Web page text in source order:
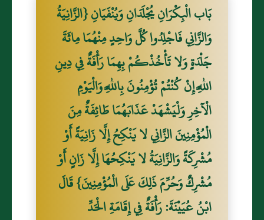
بَاب الْبِكْرَانِ يُجْلَدَانِ وَيُنْفَيَانِ {الزَّانِيَةُ
وَالزَّانِي فَاجْلِدُوا كُلَّ وَاحِدٍ مِنْهُمَا مِائَةَ
جَلْدَةٍ وَلا تَأْخُذْكُمْ بِهِمَا رَأْفَةٌ فِي دِينِ
اللَّهِ إِنْ كُنْتُمْ تُؤْمِنُونَ بِاللَّهِ وَالْيَوْمِ
الْآخِرِ وَلْيَشْهَدْ عَذَابَهُمَا طَائِفَةٌ مِنَ
الْمُؤْمِنِينَ الزَّانِي لا يَنْكِحُ إِلَّا زَانِيَةً أَوْ
مُشْرِكَةً وَالزَّانِيَةُ لا يَنْكِحُهَا إِلَّا زَانٍ أَوْ
مُشْرِكٌ وَحُرِّمَ ذَلِكَ عَلَى الْمُؤْمِنِينَ} قَالَ
ابْنُ عُيَيْنَةَ: رَأْفَةٌ فِي إِقَامَةِ الْحَدِّ